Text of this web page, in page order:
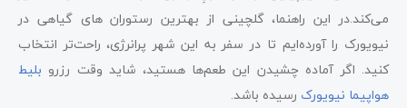
می‌کند.در این راهنما، گلچینی از بهترین رستوران‌ های گیاهی در
نیویورک را آورده‌ایم تا در سفر به این شهر پرانرژی، راحت‌تر انتخاب
کنید. اگر آماده چشیدن این طعم‌ها هستید، شاید وقت رزرو بلیط
هواپیما نیویورک رسیده باشد.